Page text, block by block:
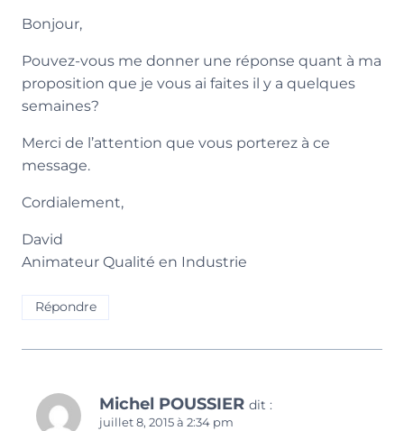
Bonjour,
Pouvez-vous me donner une réponse quant à ma
proposition que je vous ai faites il y a quelques
semaines?
Merci de l’attention que vous porterez à ce
message.
Cordialement,
David
Animateur Qualité en Industrie
Répondre
Michel POUSSIER dit :
juillet 8, 2015 à 2:34 pm